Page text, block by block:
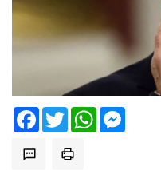
FacebookTwitter WhatsApp